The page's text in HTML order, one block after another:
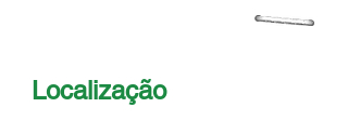
Localização